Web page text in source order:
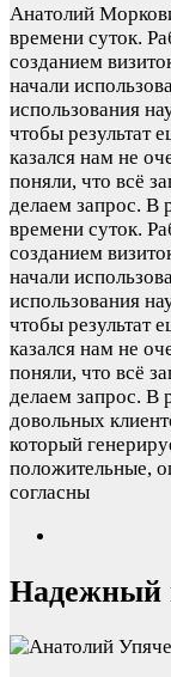
Анатолий
времени суток.
созданием
начали
использования
чтобы результат
казался нам не
поняли, что всё
делаем запрос. В
времени суток.
созданием
начали
использования
чтобы результат
казался нам не
поняли, что всё
делаем запрос. В
довольных
который
положительные,
согласны
Надежный